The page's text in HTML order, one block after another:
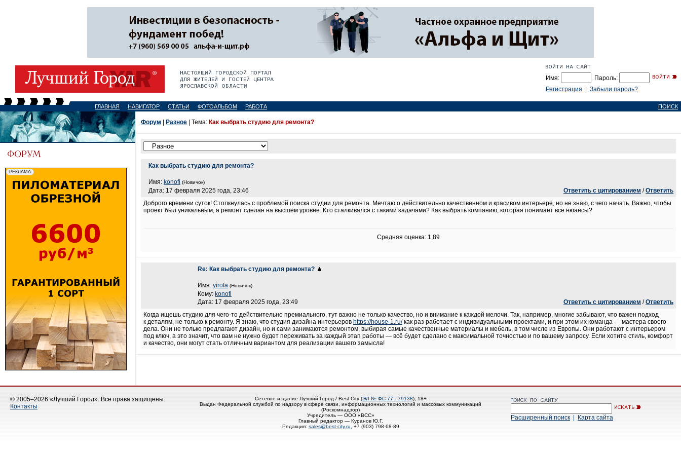
Имя:
Пароль:
Регистрация
Забыли пароль?
ГЛАВНАЯ НАВИГАТОР СТАТЬИ ФОТОАЛЬБОМ РАБОТА ПОИСК
Форум Разное | Тема: Как выбрать студию для ремонта?
Как выбрать студию для ремонта?
Имя: konofi (Новичок)
Дата: 17 февраля 2025 года, 23:46 Ответить с цитированием /Ответить
Доброго времени суток! Столкнулась с проблемой поиска студии для ремонта. Мечтаю о действительно качественном и красивом интерьере, но не знаю, с чего начать. Важно, чтобы
проект был уникальным, а ремонт сделан на высшем уровне. Кто сталкивался с такими задачами? Как выбрать компанию, которая понимает все нюансы?
Средняя оценка: 1,89
Re: Как выбрать студию для ремонта?
Имя: yirofa (Новичок)
Кому: konofi
Дата: 17 февраля 2025 года, 23:49
Ответить с цитированием /Ответить
Когда ищешь студию для чего-то действительно премиального, тут важно не только качество, но и внимание к каждой мелочи. Так, например, многие забывают, что важен подход
к деталям, не только к ремонту. Я знаю, что студия дизайна интерьеров https://house-1.ru/как раз работает с индивидуальными проектами, и при этом их команда — мастера своего
дела. Они не только предлагают дизайн, но и сами занимаются ремонтом, выбирая самые качественные материалы и мебель, в том числе из Европы. Они работают с интерьером
под ключ, а это значит, что вам не нужно будет переживать за каждый этап работы — всё будет сделано с максимальной точностью и по вашему запросу. Если хотите стиль, комфорт
и качество, они могут стать отличным вариантом для реализации вашего замысла!
© 2005–2026 «Лучший Город». Все права защищены.
Контакты
Сетевое издание Лучший Город / Best City (ЭЛ № ФС 77 - 79138), 18+
Выдан Федеральной службой по надзору в сфере связи, информационных технологий и массовых коммуникаций
(Роскомнадзор)
Учредитель — ООО «ВСС»
Главный редактор — Куранов Ю.Г.
Редакция: sales@best-city.ru , +7 (903) 798-68-89
Расширенный поиск Карта сайта